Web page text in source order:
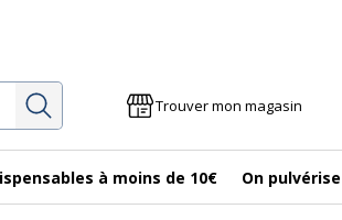
Rechercher Trouver mon magasin
à moins de 10€ On